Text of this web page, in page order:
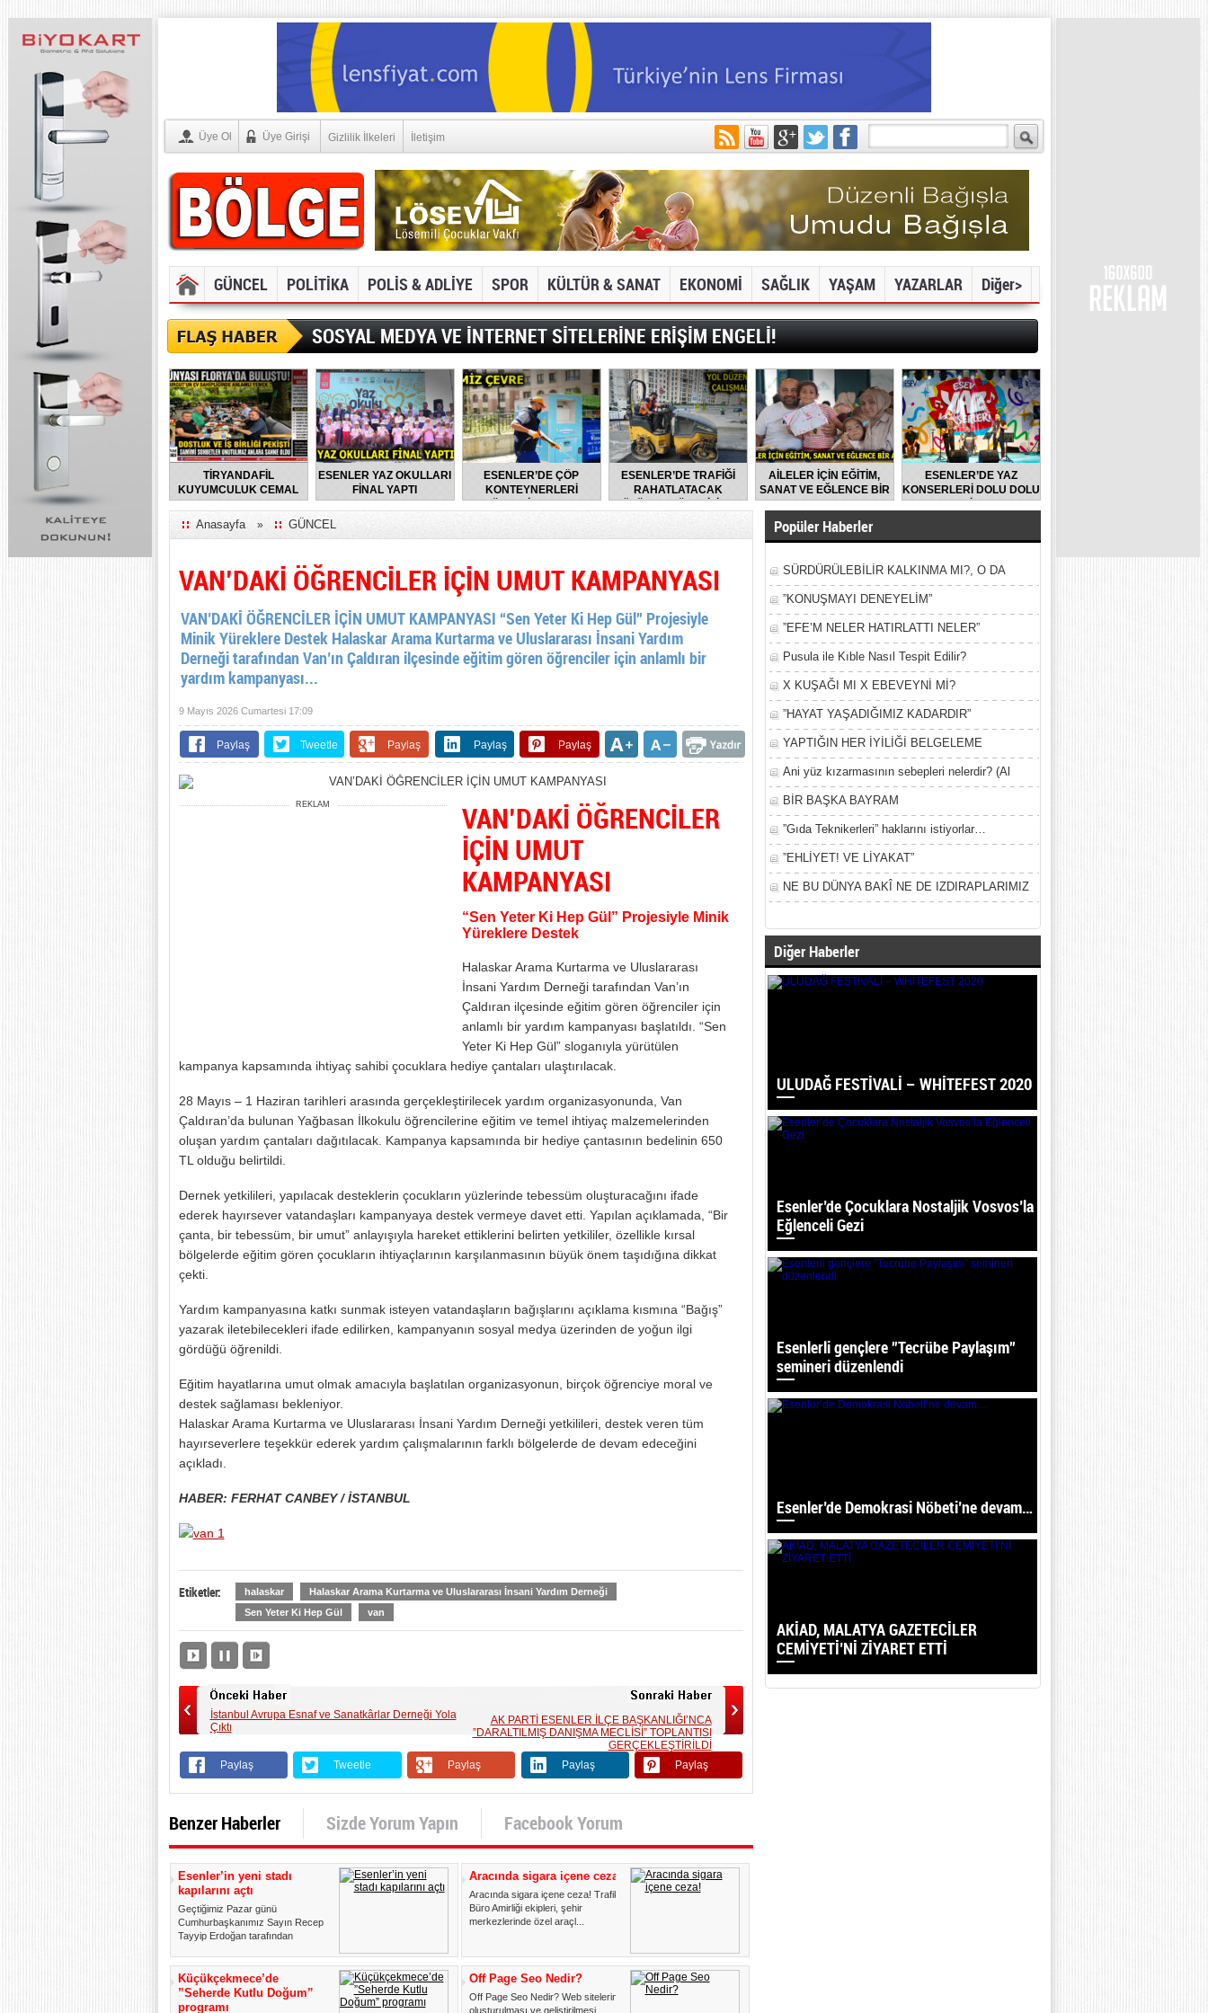
Üye Ol Üye Girişi Gizlilik İlkeleri İletişim
GÜNCEL POLİTİKA POLİS & ADLİYE SPOR KÜLTÜR & SANAT EKONOMİ SAĞLIK YAŞAM YAZARLAR Diğer>
SOSYAL MEDYA VE İNTERNET SİTELERİNE ERİŞİM ENGELİ!
TİRYANDAFİL
KUYUMCULUK CEMAL
TURGUT’UN EV
SAHİPLİĞİNDE
FLORYA’DA ANLAMLI
ESENLER YAZ OKULLARI
FİNAL YAPTI
ESENLER’DE ÇÖP
KONTEYNERLERİ
DÜZENLİ OLARAK
ESENLER’DE TRAFİĞİ
RAHATLATACAK
ÇÖZÜMLER ÜRETİLİYOR
AİLELER İÇİN EĞİTİM,
SANAT VE EĞLENCE BİR
ARADA
ESENLER’DE YAZ
KONSERLERİ DOLU DOLU
GEÇİYOR
Anasayfa » GÜNCEL
VAN’DAKİ ÖĞRENCİLER İÇİN UMUT KAMPANYASI
VAN’DAKİ ÖĞRENCİLER İÇİN UMUT KAMPANYASI “Sen Yeter Ki Hep Gül” Projesiyle
Minik Yüreklere Destek Halaskar Arama Kurtarma ve Uluslararası İnsani Yardım
Derneği tarafından Van’ın Çaldıran ilçesinde eğitim gören öğrenciler için anlamlı bir
yardım kampanyası...
9 Mayıs 2026 Cumartesi 17:09
Paylaş Tweetle Paylaş Paylaş Paylaş
REKLAM
VAN’DAKİ ÖĞRENCİLER
İÇİN UMUT
KAMPANYASI
“Sen Yeter Ki Hep Gül” Projesiyle Minik
Yüreklere Destek
Halaskar Arama Kurtarma ve Uluslararası
İnsani Yardım Derneği tarafından Van’ın
Çaldıran ilçesinde eğitim gören öğrenciler için
anlamlı bir yardım kampanyası başlatıldı. “Sen
Yeter Ki Hep Gül” sloganıyla yürütülen
kampanya kapsamında ihtiyaç sahibi çocuklara hediye çantaları ulaştırılacak.
28 Mayıs – 1 Haziran tarihleri arasında gerçekleştirilecek yardım organizasyonunda, Van
Çaldıran’da bulunan Yağbasan İlkokulu öğrencilerine eğitim ve temel ihtiyaç malzemelerinden
oluşan yardım çantaları dağıtılacak. Kampanya kapsamında bir hediye çantasının bedelinin 650
TL olduğu belirtildi.
Dernek yetkilileri, yapılacak desteklerin çocukların yüzlerinde tebessüm oluşturacağını ifade
ederek hayırsever vatandaşları kampanyaya destek vermeye davet etti. Yapılan açıklamada, “Bir
çanta, bir tebessüm, bir umut” anlayışıyla hareket ettiklerini belirten yetkililer, özellikle kırsal
bölgelerde eğitim gören çocukların ihtiyaçlarının karşılanmasının büyük önem taşıdığına dikkat
çekti.
Yardım kampanyasına katkı sunmak isteyen vatandaşların bağışlarını açıklama kısmına “Bağış”
yazarak iletebilecekleri ifade edilirken, kampanyanın sosyal medya üzerinden de yoğun ilgi
gördüğü öğrenildi.
Eğitim hayatlarına umut olmak amacıyla başlatılan organizasyonun, birçok öğrenciye moral ve
destek sağlaması bekleniyor.
Halaskar Arama Kurtarma ve Uluslararası İnsani Yardım Derneği yetkilileri, destek veren tüm
hayırseverlere teşekkür ederek yardım çalışmalarının farklı bölgelerde de devam edeceğini
açıkladı.
HABER: FERHAT CANBEY / İSTANBUL
Etiketler: halaskar
Halaskar Arama Kurtarma ve Uluslararası İnsani Yardım Derneği
Sen Yeter Ki Hep Gül
van
İstanbul Avrupa Esnaf ve Sanatkârlar Derneği Yola
Çıktı
AK PARTİ ESENLER İLÇE BAŞKANLIĞI’NCA
”DARALTILMIŞ DANIŞMA MECLİSİ” TOPLANTISI
GERÇEKLEŞTİRİLDİ
Paylaş
Tweetle Paylaş Paylaş Paylaş
Benzer Haberler Sizde Yorum Yapın Facebook Yorum
Esenler’in yeni stadı
kapılarını açtı
Geçtiğimiz Pazar günü
Cumhurbaşkanımız Sayın Recep
Tayyip Erdoğan tarafından
Aracında sigara içene ceza!
Aracında sigara içene ceza! Trafik
Büro Amirliği ekipleri, şehir
merkezlerinde özel araçl...
Küçükçekmece’de
”Seherde Kutlu Doğum”
programı
Off Page Seo Nedir?
Off Page Seo Nedir? Web sitelerin
oluşturulması ve geliştirilmesi
Popüler Haberler
SÜRDÜRÜLEBİLİR KALKINMA MI?, O DA
NEYMİŞ?
”KONUŞMAYI DENEYELİM”
”EFE’M NELER HATIRLATTI NELER”
Pusula ile Kıble Nasıl Tespit Edilir?
X KUŞAĞI MI X EBEVEYNİ Mİ?
”HAYAT YAŞADIĞIMIZ KADARDIR”
YAPTIĞIN HER İYİLİĞİ BELGELEME
Ani yüz kızarmasının sebepleri nelerdir? (Al
Yanak)
BİR BAŞKA BAYRAM
”Gıda Teknikerleri” haklarını istiyorlar…
”EHLİYET! VE LİYAKAT”
NE BU DÜNYA BAKÎ NE DE IZDIRAPLARIMIZ
Diğer Haberler
ULUDAĞ FESTİVALİ – WHİTEFEST 2020
Esenler’de Çocuklara Nostaljik Vosvos’la
Eğlenceli Gezi
Esenlerli gençlere ”Tecrübe Paylaşım”
semineri düzenlendi
Esenler’de Demokrasi Nöbeti’ne devam…
AKİAD, MALATYA GAZETECİLER
CEMİYETİ’Nİ ZİYARET ETTİ